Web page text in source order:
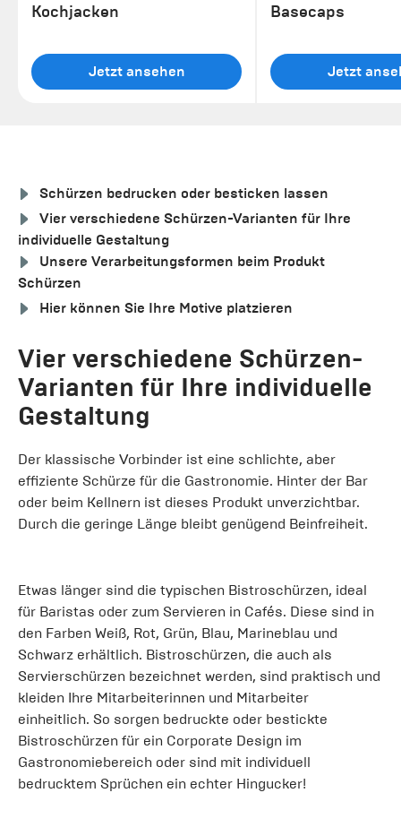
Kochjacken
Jetzt ansehen
Basecaps
Jetzt
Schürzen bedrucken oder besticken lassen
Vier verschiedene Schürzen-Varianten für Ihre
individuelle Gestaltung
Unsere Verarbeitungsformen beim Produkt
Schürzen
Hier können Sie Ihre Motive platzieren
Vier verschiedene Schürzen-
Varianten für Ihre individuelle
Gestaltung
Der klassische Vorbinder ist eine schlichte, aber
effiziente Schürze für die Gastronomie. Hinter der Bar
oder beim Kellnern ist dieses Produkt unverzichtbar.
Durch die geringe Länge bleibt genügend Beinfreiheit.
Etwas länger sind die typischen Bistroschürzen, ideal
für Baristas oder zum Servieren in Cafés. Diese sind in
den Farben Weiß, Rot, Grün, Blau, Marineblau und
Schwarz erhältlich. Bistroschürzen, die auch als
Servierschürzen bezeichnet werden, sind praktisch und
kleiden Ihre Mitarbeiterinnen und Mitarbeiter
einheitlich. So sorgen bedruckte oder bestickte
Bistroschürzen für ein Corporate Design im
Gastronomiebereich oder sind mit individuell
bedrucktem Sprüchen ein echter Hingucker!